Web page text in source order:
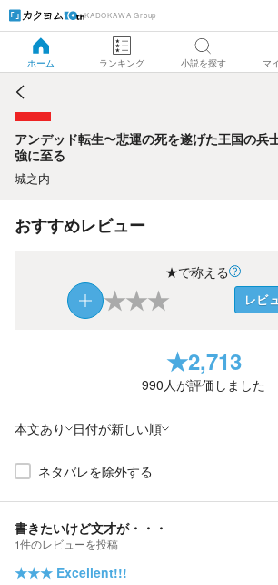
KADOKAWA Group
ホーム ランキング 小説を探す マ
アンデッド転生〜悲運の死を遂げた王国
て最強に至る
アンデッド転生〜悲運の死を遂げた王国の兵
強に至る
城之内
おすすめレビュー
★で称える
★★★ レビ
★2,713
990人が評価しました
本文あり 日付が新しい順
ネタバレを除外する
書きたいけど文才が・・・
1件のレビューを投稿
★★★ Excellent!!!